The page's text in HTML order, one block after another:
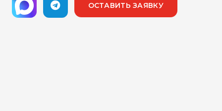
ОСТАВИТЬ ЗАЯВКУ